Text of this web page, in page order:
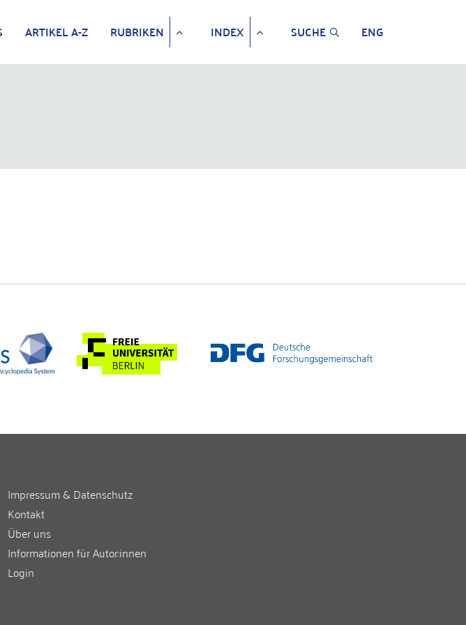
ARTIKEL A-Z RUBRIKEN INDEX SUCHE ENG
Impressum & Datenschutz
Kontakt
Über uns
Informationen für Autor:innen
Login